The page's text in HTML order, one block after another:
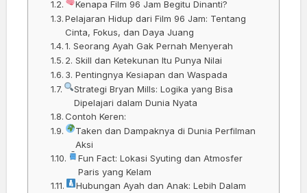
Kenapa Film 96 Jam Begitu Dinanti?
Pelajaran Hidup dari Film 96 Jam: Tentang
Cinta, Fokus, dan Daya Juang
1. Seorang Ayah Gak Pernah Menyerah
2. Skill dan Ketekunan Itu Punya Nilai
3. Pentingnya Kesiapan dan Waspada
Strategi Bryan Mills: Logika yang Bisa
Dipelajari dalam Dunia Nyata
Contoh Keren:
Taken dan Dampaknya di Dunia Perfilman
Aksi
Fun Fact: Lokasi Syuting dan Atmosfer
Paris yang Kelam
Hubungan Ayah dan Anak: Lebih Dalam